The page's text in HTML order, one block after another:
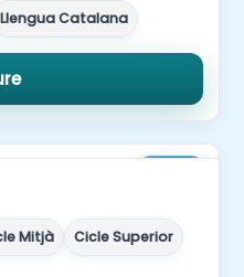
Llengua Catalana
Mitjà
Cicle Superior